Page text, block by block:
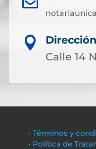

Calle 14
• Términos y
• Política de